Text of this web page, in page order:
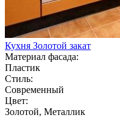
Кухня Золотой закат
Материал фасада:
Пластик
Стиль:
Современный
Цвет:
Золотой, Металлик